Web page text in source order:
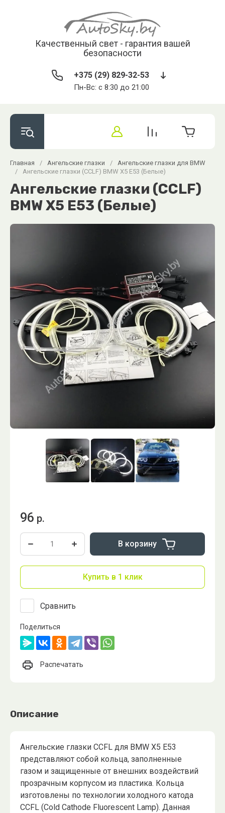
Качественный свет - гарантия вашей
безопасности
+375 (29) 829-32-53
Пн-Вс: с 8:30 до 21:00
Главная / Ангельские глазки /
Ангельские глазки для BMW
/
Ангельские глазки (CCLF) BMW X5 E53 (Белые)
Ангельские глазки (CCLF)
BMW X5 E53 (Белые)
96 р.
В корзину
Купить в 1 клик
Сравнить
Поделиться
Распечатать
Описание
Ангельские глазки CCFL для BMW X5 E53
представляют собой кольца, заполненные
газом и защищенные от внешних воздействий
прозрачным корпусом из пластика. Кольца
изготовлены по технологии холодного катода
CCFL (Cold Cathode Fluorescent Lamp). Данная